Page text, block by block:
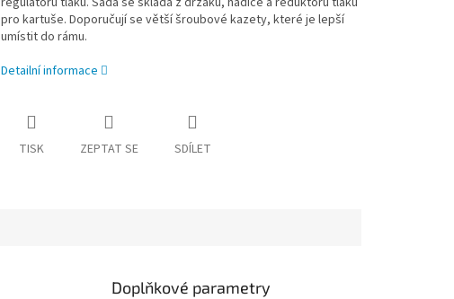
pro kartuše. Doporučují se větší šroubové kazety, které je lepší
umístit do rámu.
Detailní informace
TISK ZEPTAT SE SDÍLET
Doplňkové parametry